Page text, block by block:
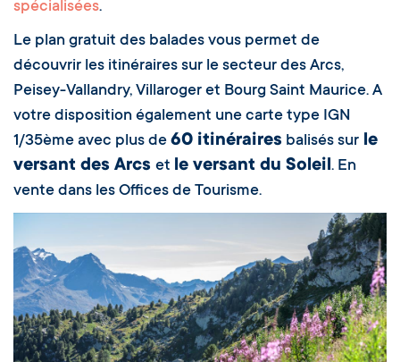
spécialisées.
Le plan gratuit des balades vous permet de
découvrir les itinéraires sur le secteur des Arcs,
Peisey-Vallandry, Villaroger et Bourg Saint Maurice. A
votre disposition également une carte type IGN
1/35ème avec plus de 60 itinéraires balisés sur le
versant des Arcs et le versant du Soleil. En
vente dans les Offices de Tourisme.